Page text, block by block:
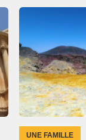
UNE FAMILLE